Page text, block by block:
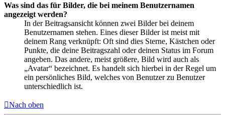
Was sind das für Bilder, die bei meinem Benutzernamen
angezeigt werden?
In der Beitragsansicht können zwei Bilder bei deinem
Benutzernamen stehen. Eines dieser Bilder ist meist mit
deinem Rang verknüpft: Oft sind dies Sterne, Kästchen oder
Punkte, die deine Beitragszahl oder deinen Status im Forum
angeben. Das andere, meist größere, Bild wird auch als
„Avatar“ bezeichnet. Es handelt sich hierbei in der Regel um
ein persönliches Bild, welches von Benutzer zu Benutzer
unterschiedlich ist.
Nach oben